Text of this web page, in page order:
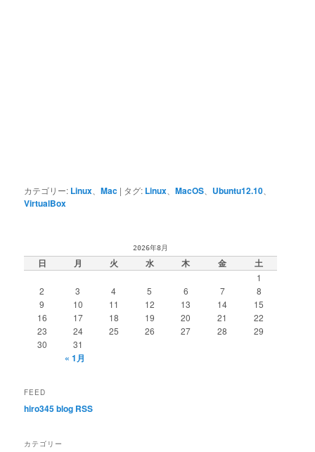
カテゴリー: Linux 、Mac | タグ: Linux 、MacOS Ubuntu12.10
VirtualBox
2026年8月
日 月 火 水 木 金 土
1
2
3 4 5 6 7
8
9
10 11 12 13 14
15
16
17 18 19 20 21
22
23
24 25 26 27 28
29
30
31
« 1月
FEED
hiro345 blog RSS
カテゴリー